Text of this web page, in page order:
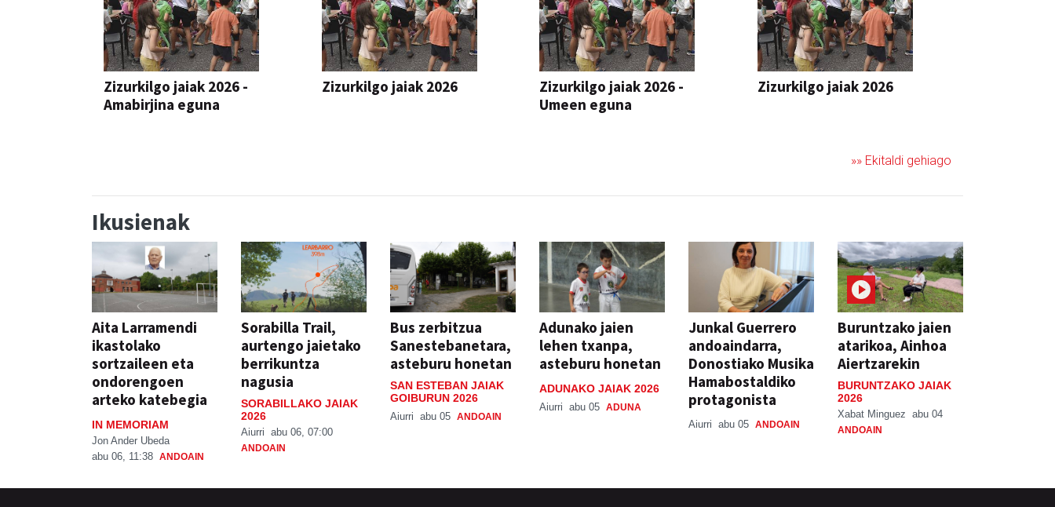
Zizurkilgo jaiak 2026 -
Amabirjina eguna
Zizurkilgo jaiak 2026
Zizurkilgo jaiak 2026 -
Umeen eguna
Zizurkilgo jaiak 2026
»» Ekitaldi gehiago
Ikusienak
Aita Larramendi
ikastolako
sortzaileen eta
ondorengoen
arteko katebegia
IN MEMORIAM
Jon Ander Ubeda
abu 06, 11:38 ANDOAIN
Sorabilla Trail,
aurtengo jaietako
berrikuntza
nagusia
SORABILLAKO JAIAK
2026
Aiurri abu 06, 07:00
ANDOAIN
Bus zerbitzua
Sanestebanetara,
asteburu honetan
SAN ESTEBAN JAIAK
GOIBURUN 2026
Aiurri abu 05 ANDOAIN
Adunako jaien
lehen txanpa,
asteburu honetan
ADUNAKO JAIAK 2026
Aiurri abu 05 ADUNA
Junkal Guerrero
andoaindarra,
Donostiako Musika
Hamabostaldiko
protagonista
Aiurri abu 05 ANDOAIN
Buruntzako jaien
atarikoa, Ainhoa
Aiertzarekin
BURUNTZAKO JAIAK
2026
Xabat Minguez abu 04
ANDOAIN